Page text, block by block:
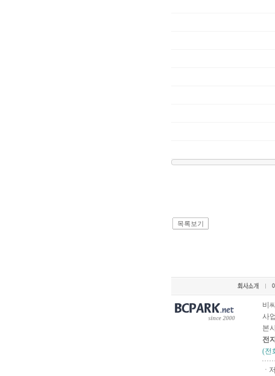
목록보기
since 2000
비
사
본
전
(전
ㆍ